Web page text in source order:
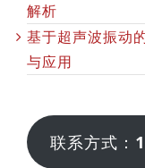
解析
基于超声波振动
与应用
联系方式：